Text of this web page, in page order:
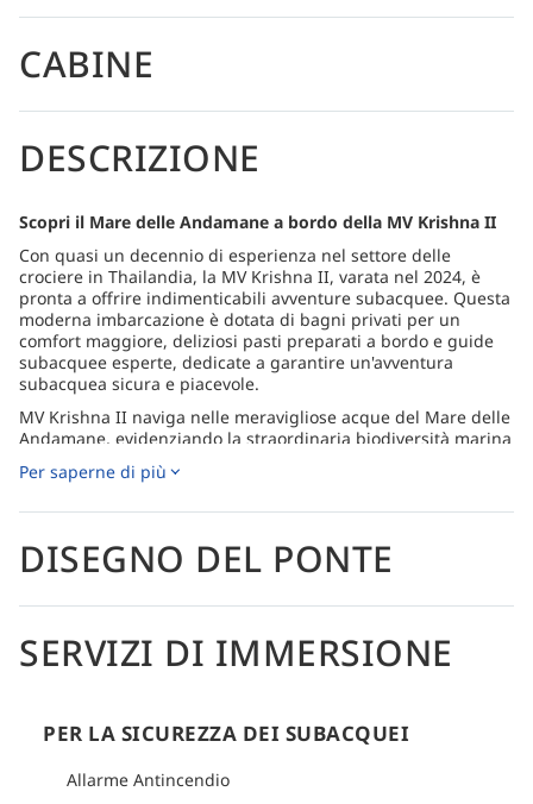
CABINE
DESCRIZIONE
Scopri il Mare delle Andamane a bordo della MV Krishna II
Con quasi un decennio di esperienza nel settore delle
crociere in Thailandia, la MV Krishna II, varata nel 2024, è
pronta a offrire indimenticabili avventure subacquee. Questa
moderna imbarcazione è dotata di bagni privati per un
comfort maggiore, deliziosi pasti preparati a bordo e guide
subacquee esperte, dedicate a garantire un'avventura
subacquea sicura e piacevole.
MV Krishna II naviga nelle meravigliose acque del Mare delle
Andamane, evidenziando la straordinaria biodiversità marina
nord, tra cui Koh Bon, Koh Tachai, Richelieu Rock, le isole
Lipe e Koh Phi Phi.
Con un forte impegno per la sicurezza, il comfort e un
imbarcazione è dedicata a creare ricordi duraturi in una delle
destinazioni di immersione più belle del mondo.
Per informazioni dettagliate su come arrivare, consultare la
Per saperne di più
DISEGNO DEL PONTE
SERVIZI DI IMMERSIONE
PER LA SICUREZZA DEI SUBACQUEI
Allarme Antincendio